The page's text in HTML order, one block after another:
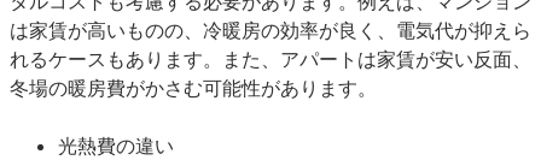
は家賃が高いものの、冷暖房の効率が良く、電気代が抑えら
れるケースもあります。また、アパートは家賃が安い反面、
冬場の暖房費がかさむ可能性があります。
光熱費の違い